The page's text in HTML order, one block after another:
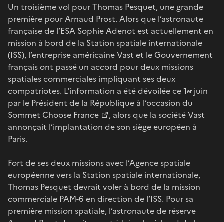
Un troisième vol pourThomas Pesquet, une grande
première pourArnaud Prost. Alors que l’astronaute
française de l’ESA Sophie Adenot est actuellement en
mission à bord de la Station spatiale internationale
(ISS), l’entreprise américaine Vast et le Gouvernement
français ont passé un accord pour deux missions
spatiales commerciales impliquant ses deux
compatriotes. L'information a été dévoilée ce 1er juin
par le Président de la République à l’occasion du
Sommet Choose France
, alors que la société Vast
annonçait l’implantation de son siège européen à
Paris.
Fort de ses deux missions avec l’Agence spatiale
européenne vers la Station spatiale internationale,
Thomas Pesquet devrait voler à bord de la mission
commerciale PAM-6 en direction de l’ISS. Pour sa
première mission spatiale, l’astronaute de réserve